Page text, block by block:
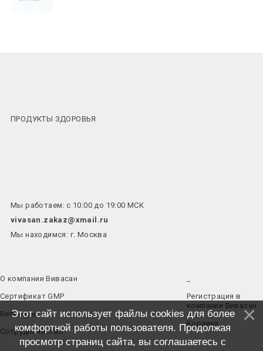
ПРОДУКТЫ ЗДОРОВЬЯ
Мы работаем: с 10:00 до 19:00 МСК
vivasan.zakaz@xmail.ru
Мы находимся: г. Москва
О компании Вивасан
Сертификат GMP
Вебинары
Сотрудничество
Регистрация в
компании Вивасан
Корзина
Этот сайт использует файлы cookies для более
комфортной работы пользователя. Продолжая
просмотр страниц сайта, вы соглашаетесь с